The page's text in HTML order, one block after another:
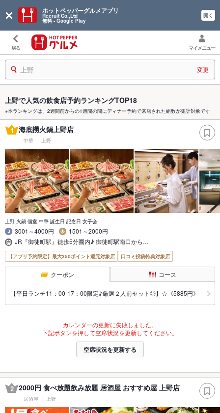
ホットペッパーグルメアプリ
Recruit Co.,Ltd
無料 - Google Play
開く
戻る マイメニュー
上野 変更
上野で人気の飲食店予約ランキングTOP18
※本ランキングは、2週間前からの1週間の間にディナー予約で来店された組数が集計対象です
1 海底撈火鍋上野店
中華 上野
上野 火鍋 個室 中華 誕生日 記念日 女子会
3001～4000円
1501～2000円
JR『御徒町駅』徒歩5分圏内♪ 御徒町駅南口から…
【アプリ予約限定】最大350ポイント還元対象店 口コミ投稿特典対象店
クーポン コース
【平日ランチ11：00-17：00限定♪厳選２人前セット◎】☆《5885円》
カレンダーの更新に失敗しました。
下記ボタンを押して空席状況を更新してください。
空席状況を更新する
2 2000円 食べ放題飲み放題 居酒屋 おすすめ屋 上野店
居酒屋 上野